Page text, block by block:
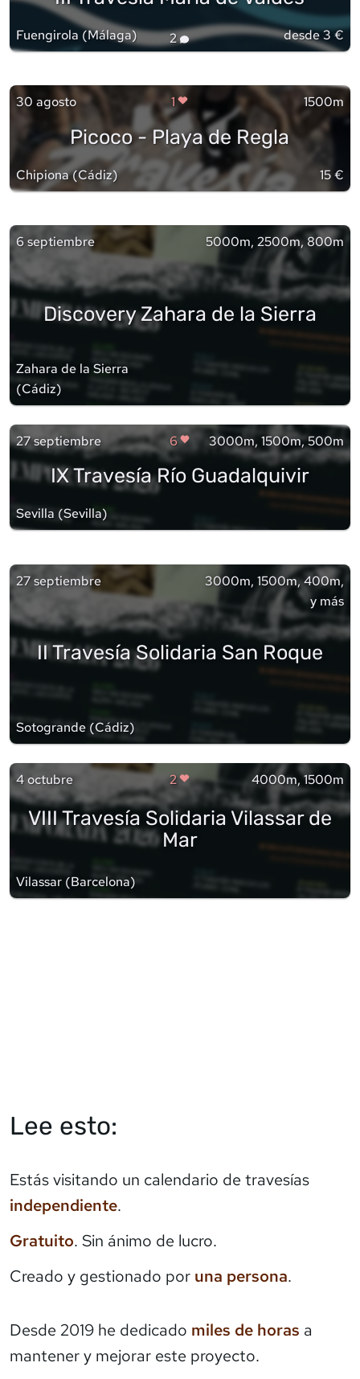
Fuengirola (Málaga) 2 desde 3 €
30 agosto 1 1500m
Picoco - Playa de Regla
Chipiona(Cádiz) 15 €
6 septiembre 5000m, 2500m, 800m
Discovery Zahara de la Sierra
Zahara de la Sierra
(Cádiz)
27 septiembre 6 3000m, 1500m, 500m
IX Travesía Río Guadalquivir
Sevilla (Sevilla)
27 septiembre
3000m, 1500m, 400m,
y más
II Travesía Solidaria San Roque
Sotogrande (Cádiz)
4 octubre 2 4000m, 1500m
VIII Travesía Solidaria Vilassar de
Mar
Vilassar (Barcelona)
Lee esto:
Estás visitando un calendario de travesías
independiente.
Gratuito. Sin ánimo de lucro.
Creado y gestionado por una persona.
Desde 2019 he dedicado miles de horas a
mantener y mejorar este proyecto.